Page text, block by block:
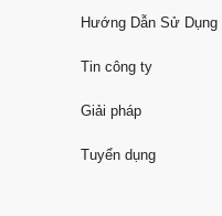
Hướng Dẫn Sử Dụng
Tin công ty
Giải pháp
Tuyển dụng